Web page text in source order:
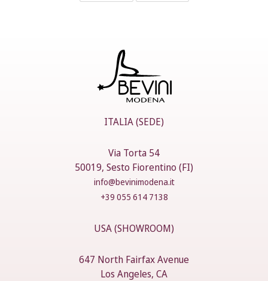
ITALIA (SEDE)
Via Torta 54
50019, Sesto Fiorentino (FI)
info@bevinimodena.it
+39 055 614 7138
USA (SHOWROOM)
647 North Fairfax Avenue
Los Angeles, CA